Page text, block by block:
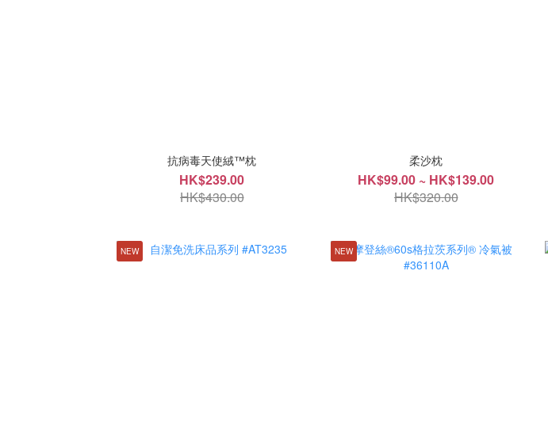
抗病毒天使絨™枕
HK$239.00
HK$430.00
柔沙枕
HK$99.00 ~ HK$139.00
HK$320.00
NEW NEW